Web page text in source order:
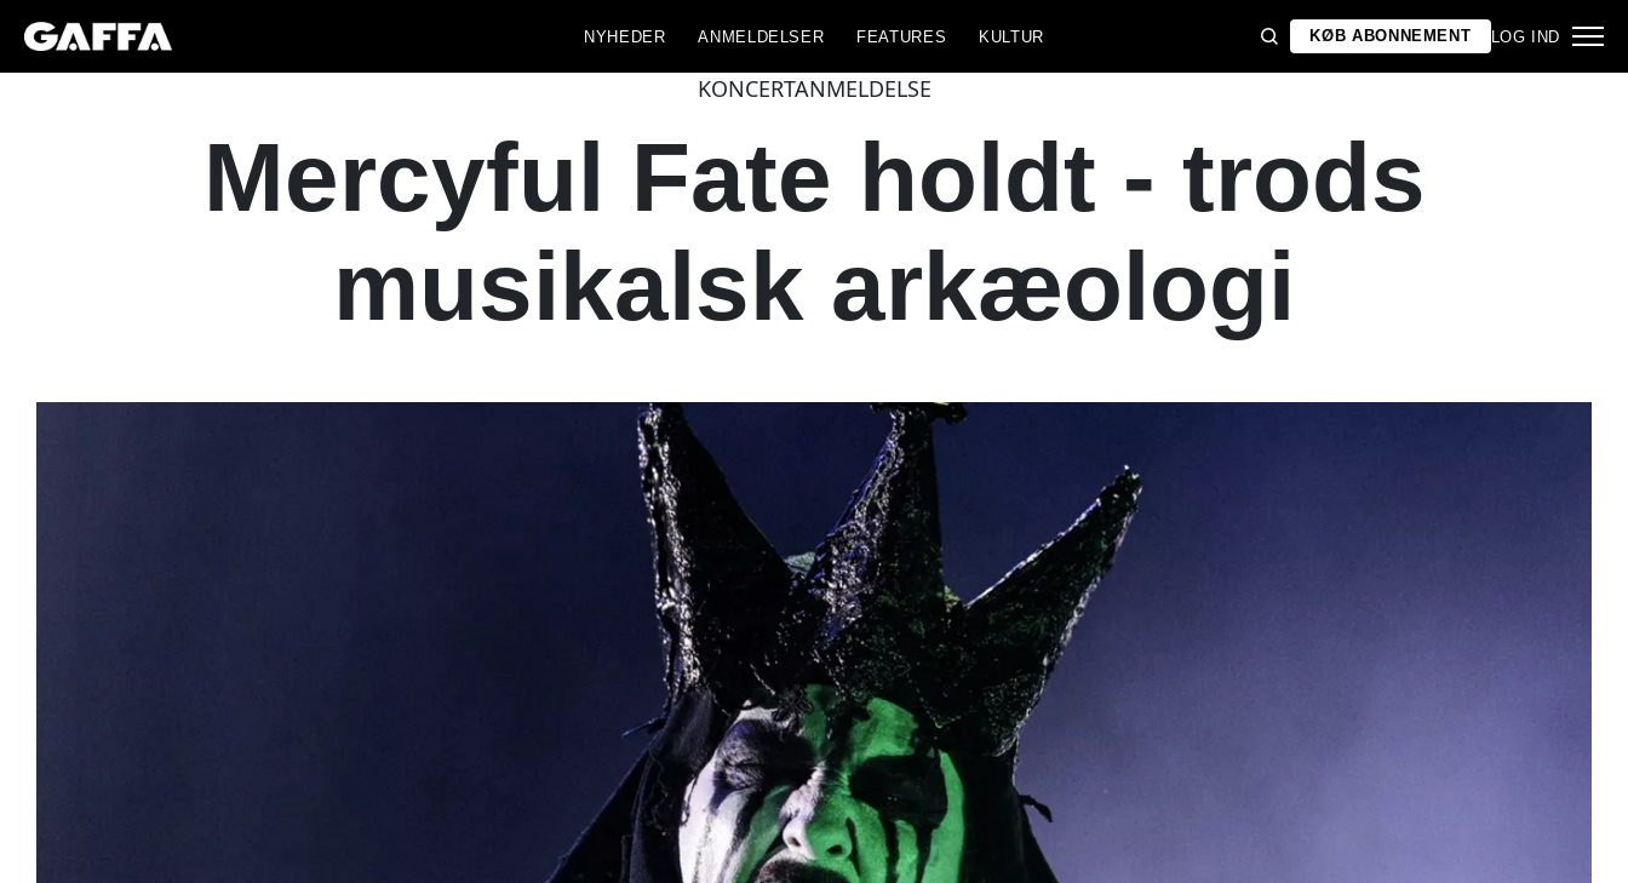
NYHEDER ANMELDELSER FEATURES KULTUR KØB ABONNEMENT LOG IND
KONCERTANMELDELSE
Mercyful Fate holdt - trods
musikalsk arkæologi